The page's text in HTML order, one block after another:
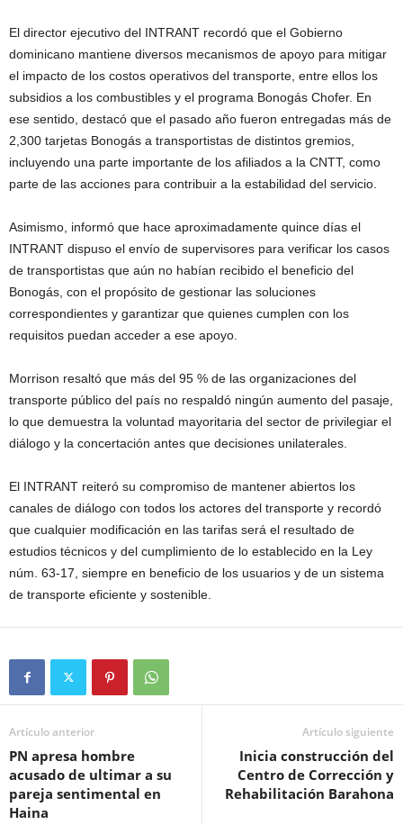
El director ejecutivo del INTRANT recordó que el Gobierno
dominicano mantiene diversos mecanismos de apoyo para mitigar
el impacto de los costos operativos del transporte, entre ellos los
subsidios a los combustibles y el programa Bonogás Chofer. En
ese sentido, destacó que el pasado año fueron entregadas más de
2,300 tarjetas Bonogás a transportistas de distintos gremios,
incluyendo una parte importante de los afiliados a la CNTT, como
parte de las acciones para contribuir a la estabilidad del servicio.
Asimismo, informó que hace aproximadamente quince días el
INTRANT dispuso el envío de supervisores para verificar los casos
de transportistas que aún no habían recibido el beneficio del
Bonogás, con el propósito de gestionar las soluciones
correspondientes y garantizar que quienes cumplen con los
requisitos puedan acceder a ese apoyo.
Morrison resaltó que más del 95 % de las organizaciones del
transporte público del país no respaldó ningún aumento del pasaje,
lo que demuestra la voluntad mayoritaria del sector de privilegiar el
diálogo y la concertación antes que decisiones unilaterales.
El INTRANT reiteró su compromiso de mantener abiertos los
canales de diálogo con todos los actores del transporte y recordó
que cualquier modificación en las tarifas será el resultado de
estudios técnicos y del cumplimiento de lo establecido en la Ley
núm. 63-17, siempre en beneficio de los usuarios y de un sistema
de transporte eficiente y sostenible.
Artículo anterior
PN apresa hombre
acusado de ultimar a su
pareja sentimental en
Haina
Artículo siguiente
Inicia construcción del
Centro de Corrección y
Rehabilitación Barahona